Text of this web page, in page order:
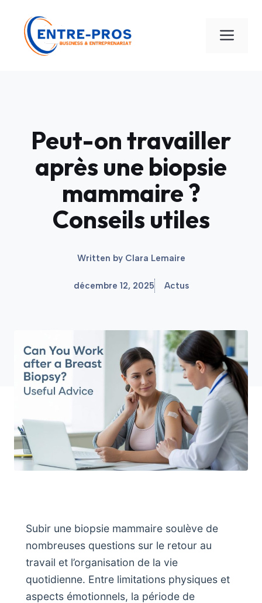
contenu
Peut-on travailler
après une biopsie
mammaire ?
Conseils utiles
Written by Clara Lemaire
décembre 12, 2025 Actus
Subir une biopsie mammaire soulève de
nombreuses questions sur le retour au
travail et l’organisation de la vie
quotidienne. Entre limitations physiques et
aspects émotionnels, la période de